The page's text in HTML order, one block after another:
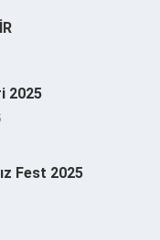
2025
Fest 2025